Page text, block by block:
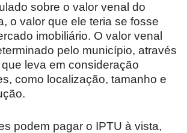
sobre o valor venal do
o valor que ele teria se fosse
imobiliário. O valor venal
pelo município, através
leva em consideração
como localização, tamanho e
podem pagar o IPTU à vista,